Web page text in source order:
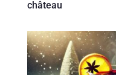
château